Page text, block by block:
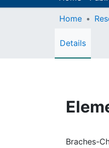
Home
Details
Braches-